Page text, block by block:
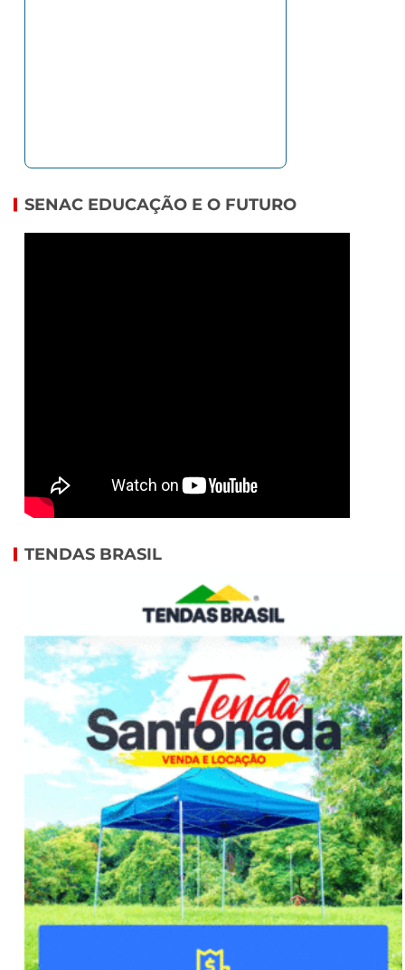
SENAC EDUCAÇÃO E O FUTURO
TENDAS BRASIL